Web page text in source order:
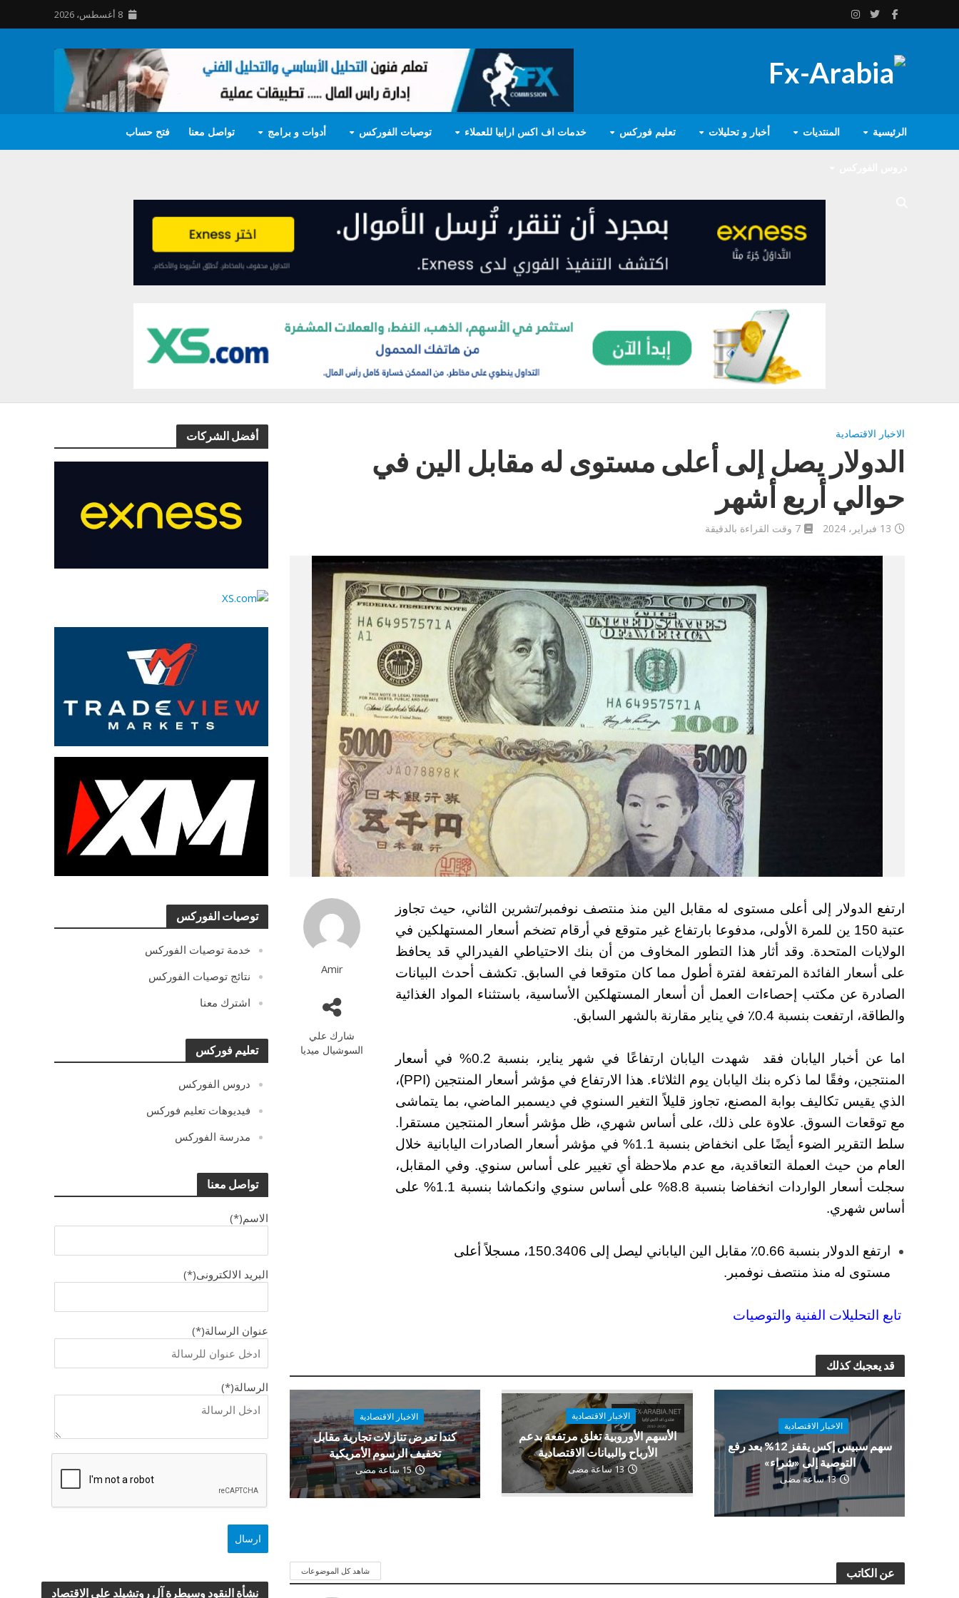
8 أغسطس، 2026
الرئيسية المنتديات أخبار و تحليلات تعليم فوركس خدمات اف اكس ارابيا للعملاء توصيات الفوركس أدوات و برامج تواصل معنا فتح حساب
أفضل الشركات
توصيات الفوركس
خدمة توصيات الفوركس
نتائج توصيات الفوركس
اشترك معنا
تعليم فوركس
دروس الفوركس
فيديوهات تعليم فوركس
مدرسة الفوركس
تواصل معنا
الاسم(*)
البريد الالكترونى(*)
عنوان الرسالة(*)
الرسالة(*)
نشأة النقود وسيطرة آل روتشيلد علي الاقتصاد
الاخبار الاقتصادية
الدولار يصل إلى أعلى مستوى له مقابل الين في
حوالي أربع أشهر
13 فبراير، 2024 7 وقت القراءة بالدقيقة
Amir
شارك علي
السوشيال ميديا
ارتفع الدولار إلى أعلى مستوى له مقابل الين منذ منتصف نوفمبر/تشرين الثاني، حيث تجاوز
عتبة 150 ين للمرة الأولى، مدفوعا بارتفاع غير متوقع في أرقام تضخم أسعار المستهلكين في
الولايات المتحدة. وقد أثار هذا التطور المخاوف من أن بنك الاحتياطي الفيدرالي قد يحافظ
على أسعار الفائدة المرتفعة لفترة أطول مما كان متوقعا في السابق. تكشف أحدث البيانات
الصادرة عن مكتب إحصاءات العمل أن أسعار المستهلكين الأساسية، باستثناء المواد الغذائية
والطاقة، ارتفعت بنسبة 0.4٪ في يناير مقارنة بالشهر السابق.
اما عن أخبار اليابان فقد شهدت اليابان ارتفاعًا في شهر يناير، بنسبة 0.2% في أسعار
المنتجين، وفقًا لما ذكره بنك اليابان يوم الثلاثاء. هذا الارتفاع في مؤشر أسعار المنتجين (PPI)،
الذي يقيس تكاليف بوابة المصنع، تجاوز قليلاً التغير السنوي في ديسمبر الماضي، بما يتماشى
مع توقعات السوق. علاوة على ذلك، على أساس شهري، ظل مؤشر أسعار المنتجين مستقرا.
سلط التقرير الضوء أيضًا على انخفاض بنسبة 1.1% في مؤشر أسعار الصادرات اليابانية خلال
العام من حيث العملة التعاقدية، مع عدم ملاحظة أي تغيير على أساس سنوي. وفي المقابل،
سجلت أسعار الواردات انخفاضا بنسبة 8.8% على أساس سنوي وانكماشا بنسبة 1.1% على
أساس شهري.
ارتفع الدولار بنسبة 0.66٪ مقابل الين الياباني ليصل إلى 150.3406، مسجلاً أعلى
مستوى له منذ منتصف نوفمبر.
تابع التحليلات الفنية والتوصيات
قد يعجبك كذلك
الاخبار الاقتصادية
سهم سبيس إكس يقفز 12% بعد رفع
التوصية إلى «شراء»
13 ساعة مضى
الاخبار الاقتصادية
الأسهم الأوروبية تغلق مرتفعة بدعم
الأرباح والبيانات الاقتصادية
13 ساعة مضى
الاخبار الاقتصادية
كندا تعرض تنازلات تجارية مقابل
تخفيف الرسوم الأمريكية
15 ساعة مضى
عن الكاتب شاهد كل الموضوعات